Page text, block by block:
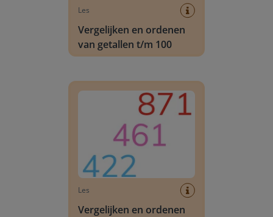
Les
Vergelijken en ordenen
van getallen t/m 100
Les
Vergelijken en ordenen